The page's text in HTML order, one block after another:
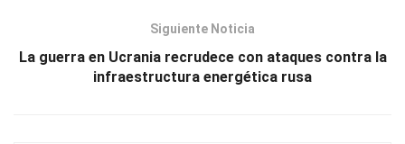
Siguiente Noticia
La guerra en Ucrania recrudece con ataques contra la
infraestructura energética rusa